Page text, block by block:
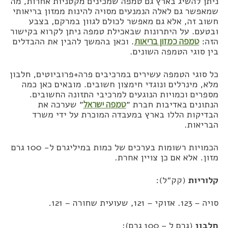
שמאפשר גם לאלה הנמנעים מסויה להינות ממזון בריאותי
חשוב זה, אלא גם מאפשר לכולם לגוון במרקם, בצבע
ובטעם. על היתרונות שבאכילת טמפה ניתן לקרוא בקישור
הזה: טמפה כמזון בריאות. וכאן בהמשך להבין את ההבדלים
בין סוגי הטמפה השונים.
כל סוגי הטמפה עשירים במרכיבים פרה+פרוביוטים, חלבון
מלא, מינרלים ונוגדי חימצון חשובים. מובאים כאן כמה
מספרים וכמויות הנוגעים למרכיבי התזונה החשובים.
הנתונים באדיבות חברת ״טמפה ישראל״ שערכה את
הבדיקות הללו בארץ במעבדה המוכרת על ידי משרד
הבריאות.
הכמויות רשומות בערכים של כמות במיליגרם ל- 100 גרם
מזון. אלא אם כן צויין אחרת.
קלוריות (קק״ל):
סויה – 123. אזוקי – 121, שעועית שחורה – 121.
חלבון (גרם ל – 100 גרם):